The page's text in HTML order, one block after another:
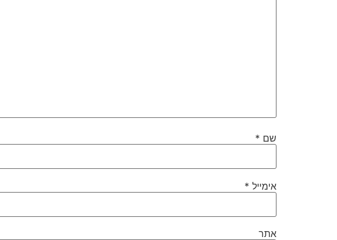
שם *
אימייל *
אתר